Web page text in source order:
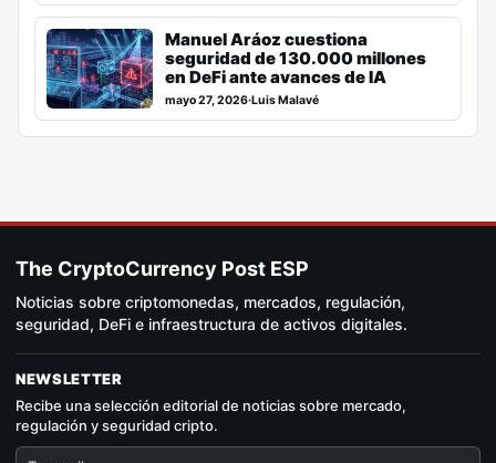
Manuel Aráoz cuestiona
seguridad de 130.000 millones
en DeFi ante avances de IA
mayo 27, 2026·Luis Malavé
The CryptoCurrency Post ESP
Noticias sobre criptomonedas, mercados, regulación,
seguridad, DeFi e infraestructura de activos digitales.
NEWSLETTER
Recibe una selección editorial de noticias sobre mercado,
regulación y seguridad cripto.